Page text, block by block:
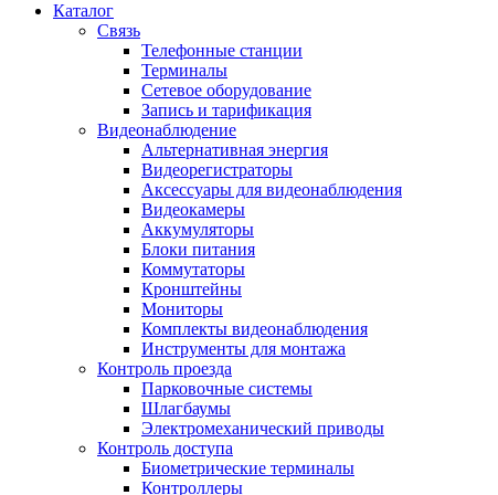
Каталог
Связь
Телефонные станции
Терминалы
Сетевое оборудование
Запись и тарификация
Видеонаблюдение
Альтернативная энергия
Видеорегистраторы
Аксессуары для видеонаблюдения
Видеокамеры
Аккумуляторы
Блоки питания
Коммутаторы
Кронштейны
Мониторы
Комплекты видеонаблюдения
Инструменты для монтажа
Контроль проезда
Парковочные системы
Шлагбаумы
Электромеханический приводы
Контроль доступа
Биометрические терминалы
Контроллеры